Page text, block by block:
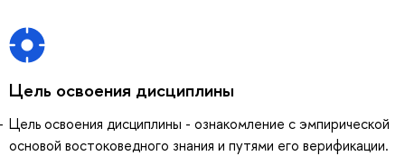
Цель освоения дисциплины
Цель освоения дисциплины - ознакомление с эмпирической
основой востоковедного знания и путями его верификации.